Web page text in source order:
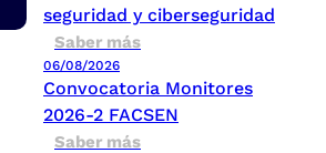
seguridad y ciberseguridad
Saber más
06/08/2026
Convocatoria Monitores
2026-2 FACSEN
Saber más